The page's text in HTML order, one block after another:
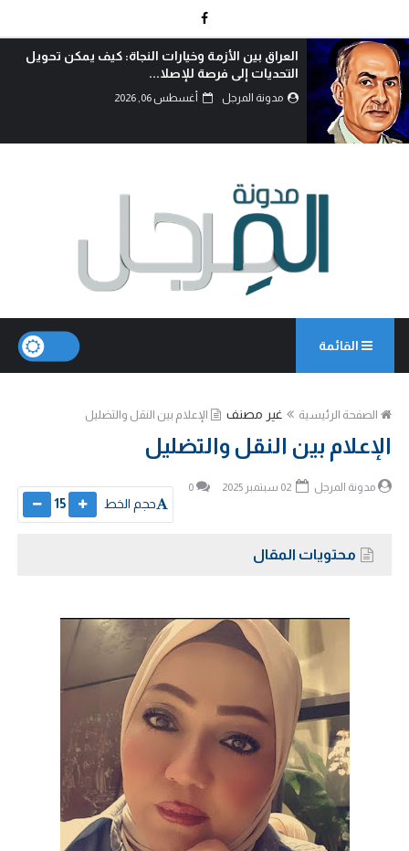
الوطنجية… عندما يُستغل علم العراق لإثارة
مدونة المرجل
القائمة
الصفحة الرئيسية غير مصنف الإعلام بين النقل والتضليل
الإعلام بين النقل والتضليل
مدونة المرجل 0
حجم الخط 15
محتويات المقال